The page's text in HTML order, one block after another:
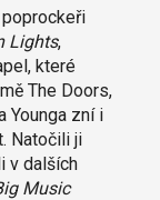
Lights,
které
The Doors,
Younga zní i
Natočili ji
v dalších
Music